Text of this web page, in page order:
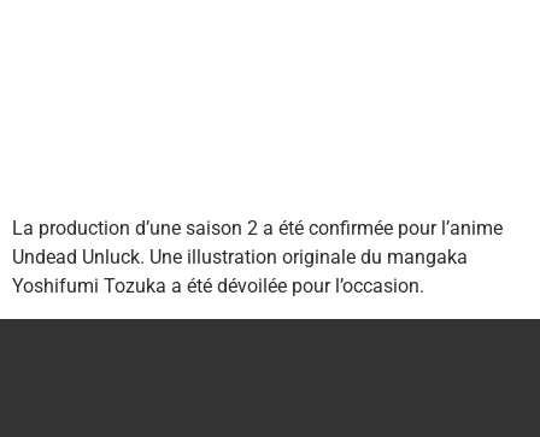
La production d’une saison 2 a été confirmée pour l’anime
Undead Unluck. Une illustration originale du mangaka
Yoshifumi Tozuka a été dévoilée pour l’occasion.